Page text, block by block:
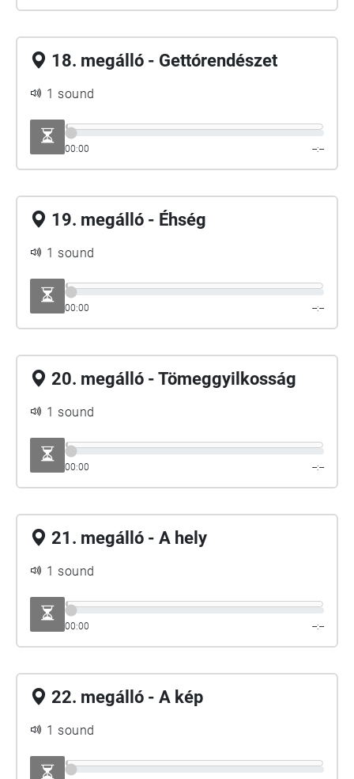
18. megálló - Gettórendészet
1 sound
00:00 --:--
19. megálló - Éhség
1 sound
00:00 --:--
20. megálló - Tömeggyilkosság
1 sound
00:00 --:--
21. megálló - A hely
1 sound
00:00 --:--
22. megálló - A kép
1 sound